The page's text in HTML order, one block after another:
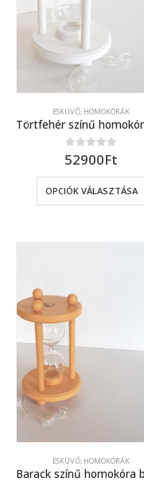
ESKÜVŐ, HOMOKÓRÁK
0out of 5
52900Ft
OPCIÓK VÁLASZTÁSA
ESKÜVŐ, HOMOKÓRÁK